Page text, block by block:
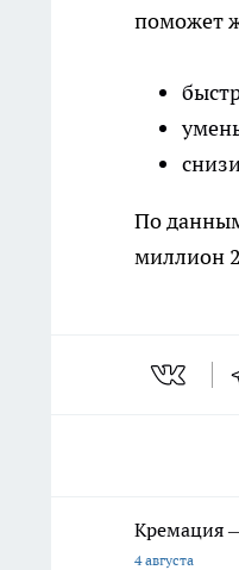
поможет
По
миллион
Кремация
4 августа